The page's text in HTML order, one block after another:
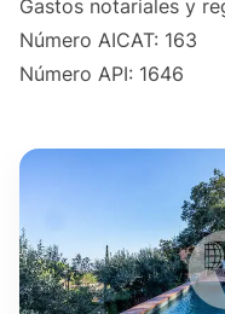
Gastos notariales y
Número AICAT: 163
Número API: 1646